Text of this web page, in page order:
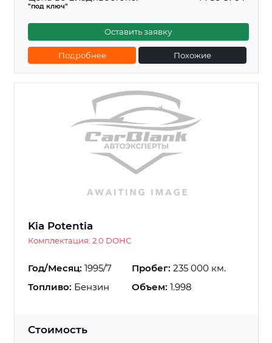
"под ключ"
Оставить заявку
Подробнее Похожие
Kia Potentia
Комплектация: 2.0 DOHC
Год/Месяц: 1995/7 Пробег: 235 000 км.
Топливо: Бензин Объем: 1.998
Стоимость